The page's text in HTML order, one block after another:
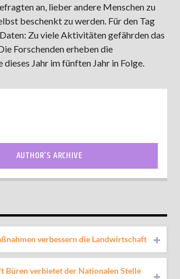
90,9 MHzSteinfurt103,9 MHz
an, lieber andere Menschen zu
beschenkt zu werden. Für den Tag
Zu viele Aktivitäten gefährden das
Forschenden erheben die
Jahr im fünften Jahr in Folge.
AUTHOR'S ARCHIVE
verbessern die Landwirtschaft
Büren verbietet der Nationalen Stelle